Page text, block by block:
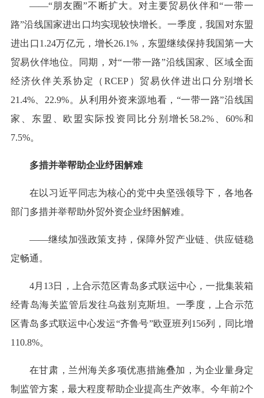
——“朋友圈”不断扩大。对主要贸易伙伴和“一带一
路”沿线国家进出口均实现较快增长。一季度，我国对东盟
进出口1.24万亿元，增长26.1%，东盟继续保持我国第一大
贸易伙伴地位。同期，对“一带一路”沿线国家、区域全面
经济伙伴关系协定（RCEP）贸易伙伴进出口分别增长
21.4%、22.9%。从利用外资来源地看，“一带一路”沿线国
家、东盟、欧盟实际投资同比分别增长58.2%、60%和
7.5%。
多措并举帮助企业纾困解难
在以习近平同志为核心的党中央坚强领导下，各地各
部门多措并举帮助外贸外资企业纾困解难。
——继续加强政策支持，保障外贸产业链、供应链稳
定畅通。
4月13日，上合示范区青岛多式联运中心，一批集装箱
经青岛海关监管后发往乌兹别克斯坦。一季度，上合示范
区青岛多式联运中心发运“齐鲁号”欧亚班列156列，同比增
110.8%。
在甘肃，兰州海关多项优惠措施叠加，为企业量身定
制监管方案，最大程度帮助企业提高生产效率。今年前2个